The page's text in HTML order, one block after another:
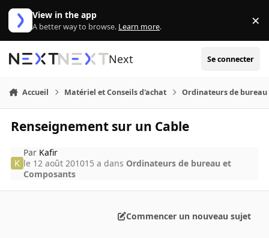
Aller au contenu
View in the app
A better way to browse. Learn more. ×
Next Se connecter
Accueil Matériel et Conseils d'achat Ordinateurs de bureau
Renseignement sur un Cable
Par Kafir
le 12 août 201015 a dans Ordinateurs de bureau et
Composants
Commencer un nouveau sujet